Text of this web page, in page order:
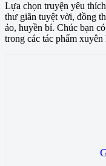
Lựa chọn truyện yêu
thư giãn tuyệt vời, đồng
ảo, huyền bí. Chúc bạn
trong các tác phẩm